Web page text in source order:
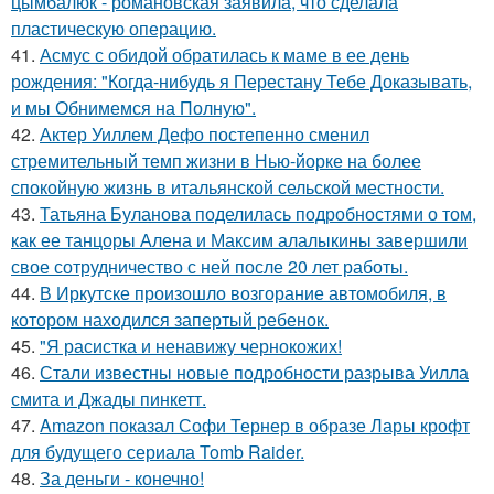
пластическую операцию.
41. Асмус с обидой обратилась к маме в ее день
рождения: "Когда-нибудь я Перестану Тебе Доказывать,
и мы Обнимемся на Полную".
42. Актер Уиллем Дефо постепенно сменил
стремительный темп жизни в Нью-йорке на более
спокойную жизнь в итальянской сельской местности.
43. Татьяна Буланова поделилась подробностями о том,
как ее танцоры Алена и Максим алалыкины завершили
свое сотрудничество с ней после 20 лет работы.
44. В Иркутске произошло возгорание автомобиля, в
котором находился запертый ребенок.
45. "Я расистка и ненавижу чернокожих!
46. Стали известны новые подробности разрыва Уилла
смита и Джады пинкетт.
47. Amazon показал Софи Тернер в образе Лары крофт
для будущего сериала Tomb Raider.
48. За деньги - конечно!